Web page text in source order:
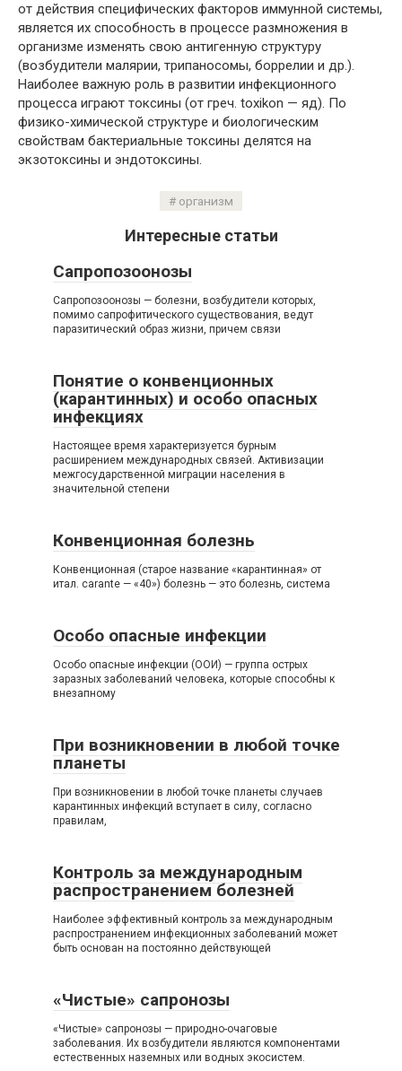
от действия специфических факторов иммунной системы,
является их способность в процессе размножения в
организме изменять свою антигенную структуру
(возбудители малярии, трипаносомы, боррелии и др.).
Наиболее важную роль в развитии инфекционного
процесса играют токсины (от греч. toxikon — яд). По
физико-химической структуре и биологическим
свойствам бактериальные токсины делятся на
экзотоксины и эндотоксины.
организм
Интересные статьи
Сапропозоонозы
Сапропозоонозы — болезни, возбудители которых,
помимо сапрофитического существования, ведут
паразитический образ жизни, причем связи
Понятие о конвенционных
(карантинных) и особо опасных
инфекциях
Настоящее время характеризуется бурным
расширением международных связей. Активизации
межгосударственной миграции населения в
значительной степени
Конвенционная болезнь
Конвенционная (старое название «карантинная» от
итал. carante — «40») болезнь — это болезнь, система
Особо опасные инфекции
Особо опасные инфекции (ООИ) — группа острых
заразных заболеваний человека, которые способны к
внезапному
При возникновении в любой точке
планеты
При возникновении в любой точке планеты случаев
карантинных инфекций вступает в силу, согласно
правилам,
Контроль за международным
распространением болезней
Наиболее эффективный контроль за международным
распространением инфекционных заболеваний может
быть основан на постоянно действующей
«Чистые» сапронозы
«Чистые» сапронозы — природно-очаговые
заболевания. Их возбудители являются компонентами
естественных наземных или водных экосистем.